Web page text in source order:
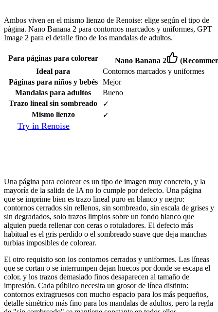
Ambos viven en el mismo lienzo de Renoise: elige según el tipo de
página. Nano Banana 2 para contornos marcados y uniformes, GPT
Image 2 para el detalle fino de los mandalas de adultos.
Para páginas para colorear Nano Banana 2
Ideal para
Contornos marcados y uniformes
Páginas para niños y bebés
Mejor
Mandalas para adultos
Bueno
Trazo lineal sin sombreado
✓
Mismo lienzo
✓
Try in Renoise
Una página para colorear es un tipo de imagen muy concreto, y la
mayoría de la salida de IA no lo cumple por defecto. Una página
que se imprime bien es trazo lineal puro en blanco y negro:
contornos cerrados sin rellenos, sin sombreado, sin escala de grises y
sin degradados, solo trazos limpios sobre un fondo blanco que
alguien pueda rellenar con ceras o rotuladores. El defecto más
habitual es el gris perdido o el sombreado suave que deja manchas
turbias imposibles de colorear.
El otro requisito son los contornos cerrados y uniformes. Las líneas
que se cortan o se interrumpen dejan huecos por donde se escapa el
color, y los trazos demasiado finos desaparecen al tamaño de
impresión. Cada público necesita un grosor de línea distinto:
contornos extragruesos con mucho espacio para los más pequeños,
detalle simétrico más fino para los mandalas de adultos, pero la regla